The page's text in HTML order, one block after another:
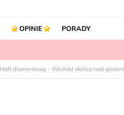
OPINIE PORADY
Haft diamentowy - Wschód słońca nad górami